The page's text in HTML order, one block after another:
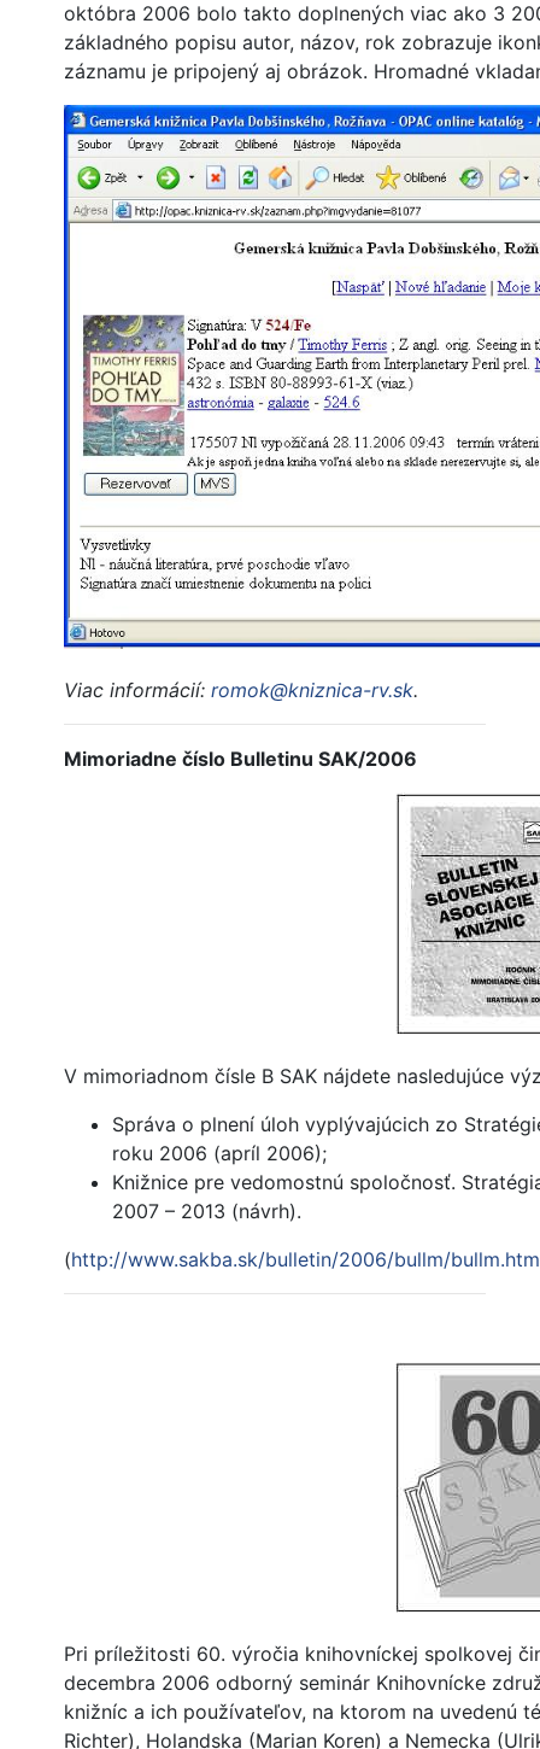
októbra 2006 bolo takto doplnených viac ako 3
základného popisu autor, názov, rok zobrazuje
záznamu je pripojený aj obrázok. Hromadné
Viac informácií: romok@kniznica-rv.sk.
Mimoriadne číslo Bulletinu SAK/2006
V mimoriadnom čísle B SAK nájdete nasledujúce
Správa o plnení úloh vyplývajúcich zo
roku 2006 (apríl 2006);
Knižnice pre vedomostnú spoločnosť.
2007 – 2013 (návrh).
(http://www.sakba.sk/bulletin/2006/bullm/
Pri príležitosti 60. výročia knihovníckej spolkovej
decembra 2006 odborný seminár Knihovnícke
knižníc a ich používateľov, na ktorom na uvedenú
Richter), Holandska (Marian Koren) a Nemecka